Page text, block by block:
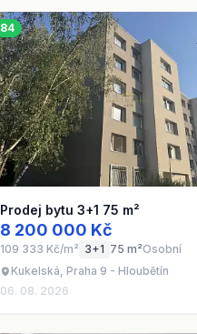
84
Prodej bytu 3+1 75 m²
8 200 000 Kč
109 333 Kč/m² 3+1 75 m²Osobní
Kukelská, Praha 9 - Hloubětín
06. 08. 2026